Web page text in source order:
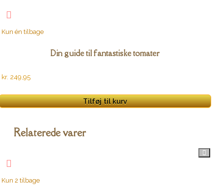
Kun én tilbage
Din guide til fantastiske tomater
kr. 249,95
Tilføj til kurv
Relaterede varer
Kun 2 tilbage